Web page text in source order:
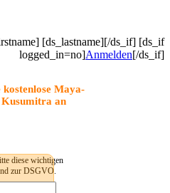
[ds_lastname][/ds_if] [ds_if
logged_in=no]Anmelden[/ds_if]
Maya-
an
diese wichtigen
zur DSGVO.